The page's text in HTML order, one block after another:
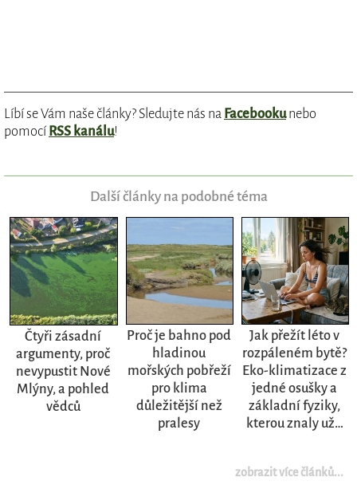
Líbí se Vám naše články? Sledujte nás na Facebookunebo
pomocíRSS kanálu!
Další články na podobné téma
Čtyři zásadní
argumenty, proč
nevypustit Nové
Mlýny, a pohled
vědců
Proč je bahno pod
hladinou
mořských pobřeží
pro klima
důležitější než
pralesy
Jak přežít léto v
rozpáleném bytě?
Eko-klimatizace z
jedné osušky a
základní fyziky,
kterou znaly už…
zobrazit více článků...